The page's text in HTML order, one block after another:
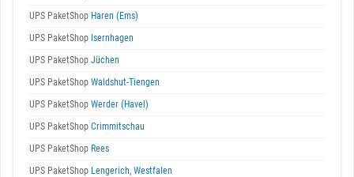
UPS PaketShop Haren (Ems)
UPS PaketShop Isernhagen
UPS PaketShop Jüchen
UPS PaketShop Waldshut-Tiengen
UPS PaketShop Werder (Havel)
UPS PaketShop Crimmitschau
UPS PaketShop Rees
UPS PaketShop Lengerich, Westfalen